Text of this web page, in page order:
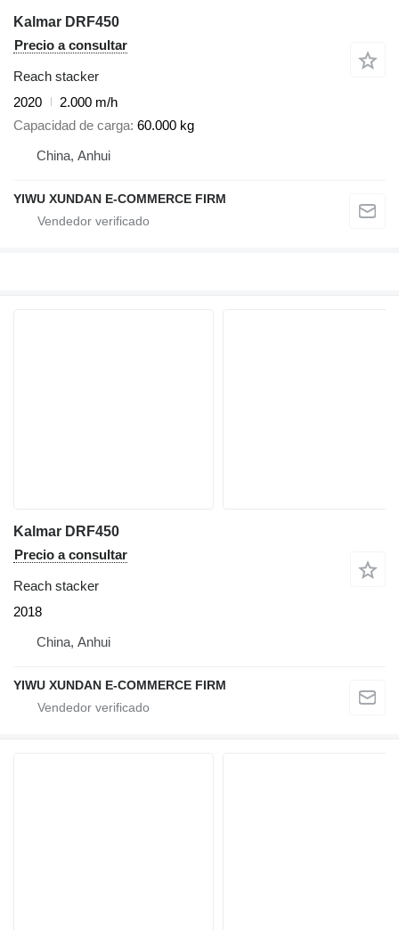
Kalmar DRF450
Precio a consultar
Reach stacker
2020
2.000 m/h
Capacidad de carga 60.000 kg
China, Anhui
YIWU XUNDAN E-COMMERCE FIRM
Kalmar DRF450
Precio a consultar
Reach stacker
2018
China, Anhui
YIWU XUNDAN E-COMMERCE FIRM